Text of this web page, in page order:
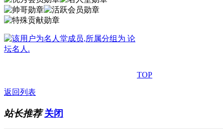
TOP
返回列表
站长推荐 关闭